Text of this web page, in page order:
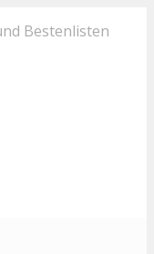
Bestenlisten